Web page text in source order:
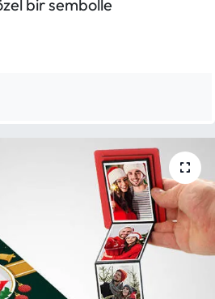
bir sembolle